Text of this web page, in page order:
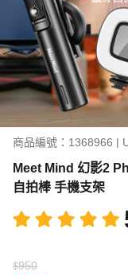
商品編號：1368966 |
Meet Mind 幻影2
自拍棒 手機支架
$950